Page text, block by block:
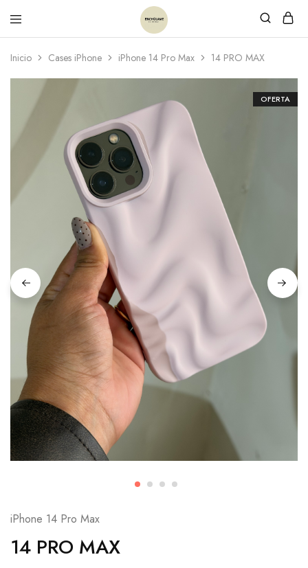
Inicio Cases iPhone iPhone 14 Pro Max 14 PRO MAX
OFERTA
iPhone 14 Pro Max
14 PRO MAX